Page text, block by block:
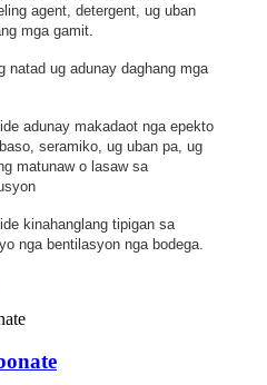
agent, detergent, ug uban
mga gamit.
natad ug adunay daghang mga
adunay makadaot nga epekto
seramiko, ug uban pa, ug
matunaw o lasaw sa
kinahanglang tipigan sa
nga bentilasyon nga bodega.